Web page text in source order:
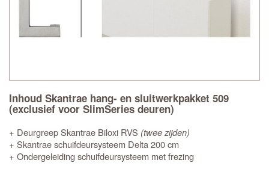
Inhoud Skantrae hang- en sluitwerkpakket 509
(exclusief voor SlimSeries deuren)
+ Deurgreep Skantrae Biloxi RVS (twee zijden)
+ Skantrae schuifdeursysteem Delta 200 cm
+ Ondergeleiding schuifdeursysteem met frezing